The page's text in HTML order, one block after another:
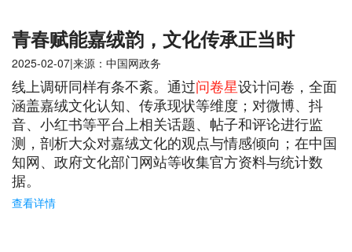
青春赋能嘉绒韵，文化传承正当时
2025-02-07|来源：中国网政务
线上调研同样有条不紊。通过问卷星设计问卷，全面
涵盖嘉绒文化认知、传承现状等维度；对微博、抖
音、小红书等平台上相关话题、帖子和评论进行监
测，剖析大众对嘉绒文化的观点与情感倾向；在中国
知网、政府文化部门网站等收集官方资料与统计数
据。
查看详情